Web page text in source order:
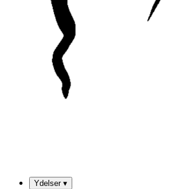
Ydelser ▾